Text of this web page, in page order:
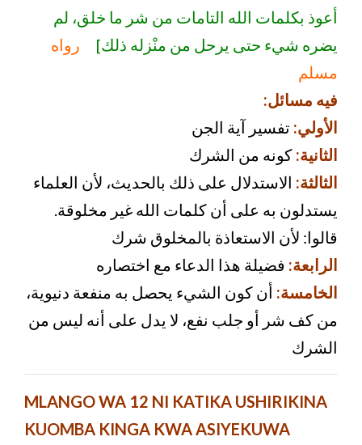
أعوذ بكلمات الله التامات من شر ما خلق، لم
يضره شيء حتى يرحل من منْزله ذلك]
رواه
مسلم
فيه مسائل:
الأولي: تفسير آية الجن
الثانية: كونه من الشرك
الثالثة: الاستدلال على ذلك بالحديث، لأن العلماء
يستدلون به على أن كلمات الله غير مخلوقة.
قالوا: لأن الاستعاذة بالمخلوق شرك
الرابعة: فضيلة هذا الدعاء مع اختصاره
الخامسة: أن كون الشيء يحصل به منفعة دنيوية،
من كف شر أو جلب نفع، لا يدل على أنه ليس من
الشرك
MLANGO WA 12 NI KATIKA USHIRIKINA
KUOMBA KINGA KWA ASIYEKUWA